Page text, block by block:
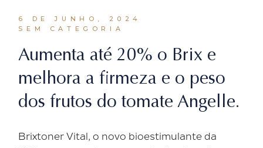
6 DE JUNHO, 2024
SEM CATEGORIA
Aumenta até 20% o Brix e
melhora a firmeza e o peso
dos frutos do tomate Angelle.
Brixtoner Vital, o novo bioestimulante da